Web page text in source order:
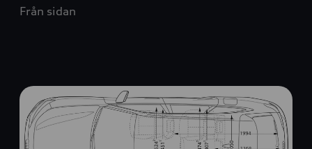
Från sidan